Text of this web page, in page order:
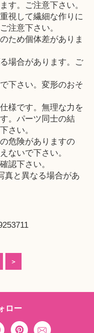
す。ご注意下さい。
視して繊細な作りに
注意下さい。
ため個体差がありま
場合があります。ご
下さい。変形のおそ
様です。無理な力を
。パーツ同士の結
さい。
危険がありますの
ないで下さい。
認下さい。
真と異なる場合があ
＞
ロー